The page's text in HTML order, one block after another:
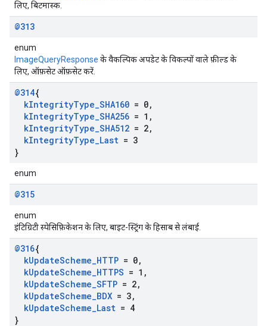
लिए, बिटमास्क.
@313
enum
ImageQueryResponse के वैकल्पिक अपडेट के विकल्पों वाले फ़ील्ड के
लिए, ऑफ़सेट ऑफ़सेट करें.
@314{
kIntegrityType_SHA160 = 0,
kIntegrityType_SHA256 = 1 ,
kIntegrityType_SHA512 = 2,
kIntegrityType_Last = 3
}
enum
@315
enum
इंटिग्रिटी स्पेसिफ़िकेशन के लिए, बाइट-स्ट्रिंग के हिसाब से लंबाई.
@316{
kUpdateScheme_HTTP = 0,
kUpdateScheme_HTTPS = 1 ,
kUpdateScheme_SFTP = 2,
kUpdateScheme_BDX = 3,
kUpdateScheme_Last = 4
}